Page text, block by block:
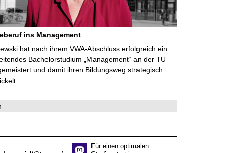
ins Management
hat nach ihrem VWA-Abschluss erfolgreich ein
Bachelorstudium „Management“ an der TU
und damit ihren Bildungsweg strategisch
…
Für einen optimalen